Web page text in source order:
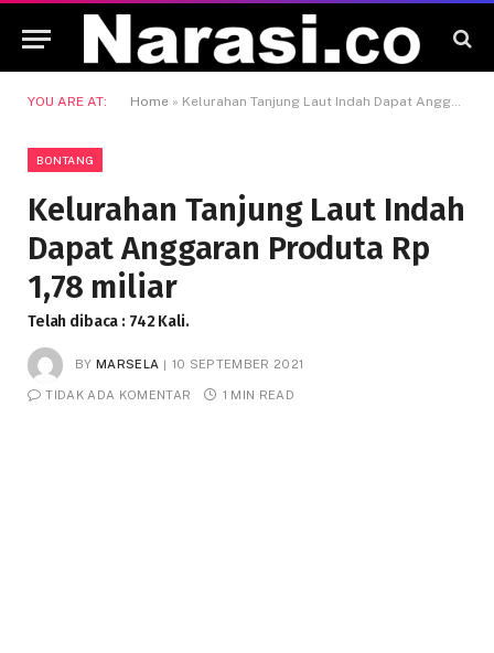
YOU ARE AT: Home » Kelurahan Tanjung Laut Indah Dapat Anggaran Produta Rp 1,78 miliar
BONTANG
Kelurahan Tanjung Laut Indah
Dapat Anggaran Produta Rp
1,78 miliar
Telah dibaca : 742 Kali.
BY MARSELA 10 SEPTEMBER 2021
TIDAK ADA KOMENTAR 1 MIN READ